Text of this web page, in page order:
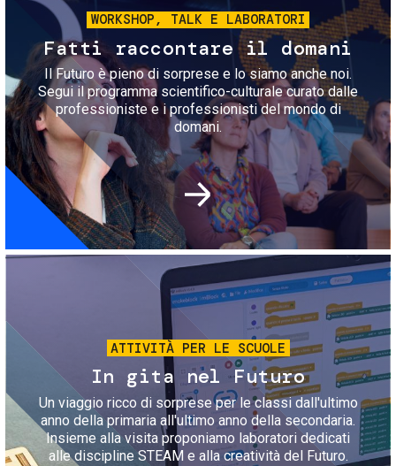
WORKSHOP, TALK E LABORATORI
Fatti raccontare il domani
Il Futuro è pieno di sorprese e lo siamo anche noi.
Segui il programma scientifico-culturale curato dalle
professioniste e i professionisti del mondo di
domani.
Immagine
ATTIVITÀ PER LE SCUOLE
In gita nel Futuro
Un viaggio ricco di sorprese per le classi dall'ultimo
anno della primaria all'ultimo anno della secondaria.
Insieme alla visita proponiamo laboratori dedicati
alle discipline STEAM e alla creatività del Futuro.